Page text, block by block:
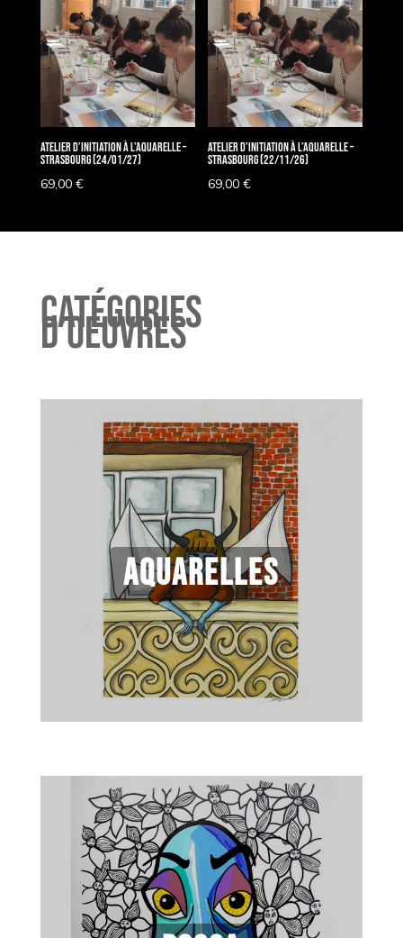
Atelier d’Initiation à l’Aquarelle –
Strasbourg (24/01/27)
69,00 €
Atelier d’Initiation à l’Aquarelle –
Strasbourg (22/11/26)
69,00€
Catégories
d’oeuvres
Aquarelles